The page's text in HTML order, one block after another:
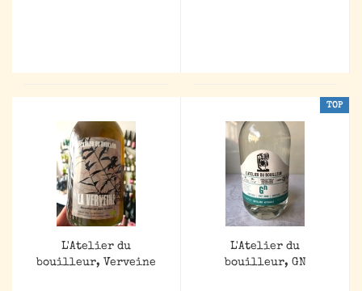
L'Atelier du
bouilleur, Verveine
TOP
L'Atelier du
bouilleur, GN